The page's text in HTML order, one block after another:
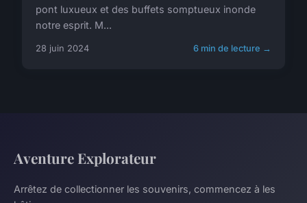
pont luxueux et des buffets somptueux inonde
notre esprit. M...
28 juin 2024 6 min de lecture →
Aventure Explorateur
Arrêtez de collectionner les souvenirs, commencez à les